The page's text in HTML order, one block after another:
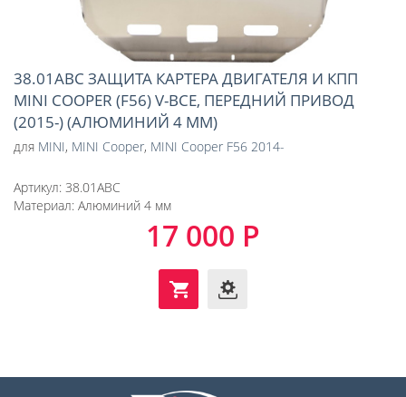
38.01ABC ЗАЩИТА КАРТЕРА ДВИГАТЕЛЯ И КПП
MINI COOPER (F56) V-ВСЕ, ПЕРЕДНИЙ ПРИВОД
(2015-) (АЛЮМИНИЙ 4 ММ)
для MINI, MINI Cooper, MINI Cooper F56 2014-
Артикул: 38.01ABC
Материал: Алюминий 4 мм
17 000 Р